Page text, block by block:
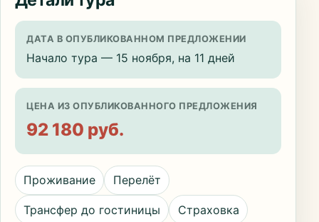
ДАТА В ОПУБЛИКОВАННОМ ПРЕДЛОЖЕНИИ
Начало тура — 15 ноября, на 11 дней
ЦЕНА ИЗ ОПУБЛИКОВАННОГО ПРЕДЛОЖЕНИЯ
92 180 руб.
Проживание Перелёт
Трансфер до гостиницы Страховка